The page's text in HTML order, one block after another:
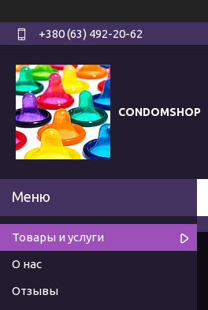
+380 (63) 492-20-62
CONDOMSHOP
Товары и услуги
О нас
Отзывы